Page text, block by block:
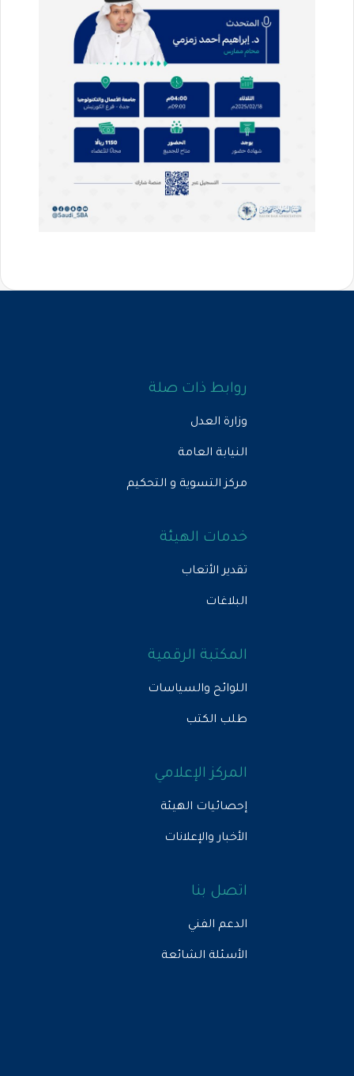
روابط ذات صلة
وزارة العدل
النيابة العامة
مركز التسوية و التحكيم
خدمات الهيئة
تقدير الأتعاب
البلاغات
المكتبة الرقمية
اللوائح والسياسات
طلب الكتب
المركز الإعلامي
إحصائيات الهيئة
الأخبار والإعلانات
اتصل بنا
الدعم الفني
الأسئلة الشائعة